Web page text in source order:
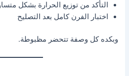
التأكد من توزيع الحرارة بشكل
اختبار الفرن كامل بعد التصليح
وبكده كل وصفة تتحضر مظبوطة.